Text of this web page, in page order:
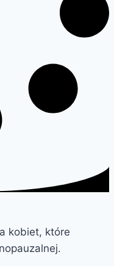
kobiet, które